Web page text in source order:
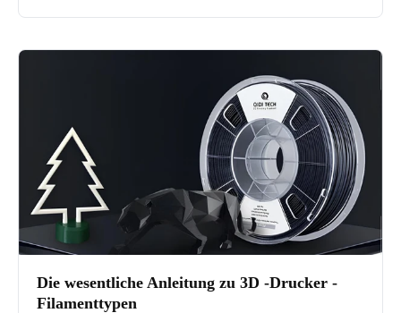
Die wesentliche Anleitung zu 3D -Drucker -
Filamenttypen